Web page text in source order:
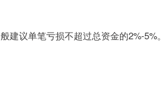
建议单笔亏损不超过总资金的2%-5%